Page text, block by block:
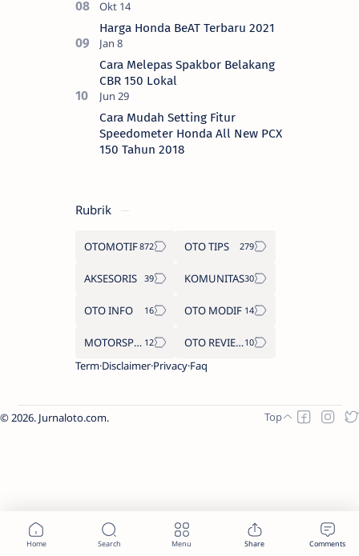
Harga Honda BeAT Terbaru 2021
Cara Melepas Spakbor Belakang
CBR 150 Lokal
Cara Mudah Setting Fitur
Speedometer Honda All New PCX
150 Tahun 2018
Rubrik
OTOMOTIF OTO TIPS
AKSESORIS KOMUNITAS
OTO INFO OTO MODIF
MOTORSPORT
OTO REVIEW
Term Disclaimer Privacy Faq
2026. Jurnaloto.com.